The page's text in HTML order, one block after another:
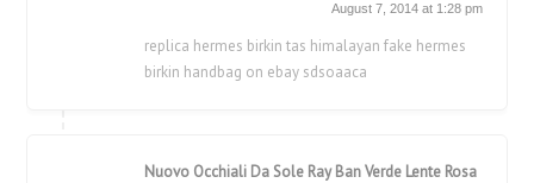
August 7, 2014 at 1:28 pm
replica hermes birkin tas himalayan fake hermes
birkin handbag on ebay sdsoaaca
Nuovo Occhiali Da Sole Ray Ban Verde Lente Rosa